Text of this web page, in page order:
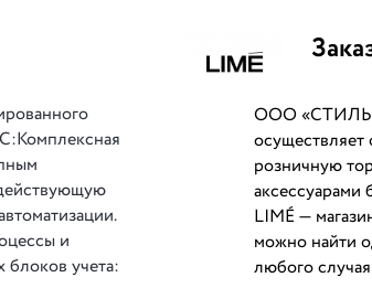
и
блоков учета:
ООО
розничную
аксессуарами
LIMÉ —
можно найти
любого